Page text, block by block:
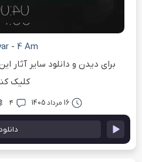
- 4 Am
برای دیدن و دانلود سایر آثار
کلیک
16 مرداد 1405 ۴